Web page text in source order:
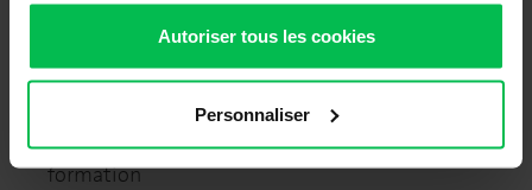
Autoriser tous les cookies
Personnaliser
d’image / vidéo)
Modalités d’évaluation
formation